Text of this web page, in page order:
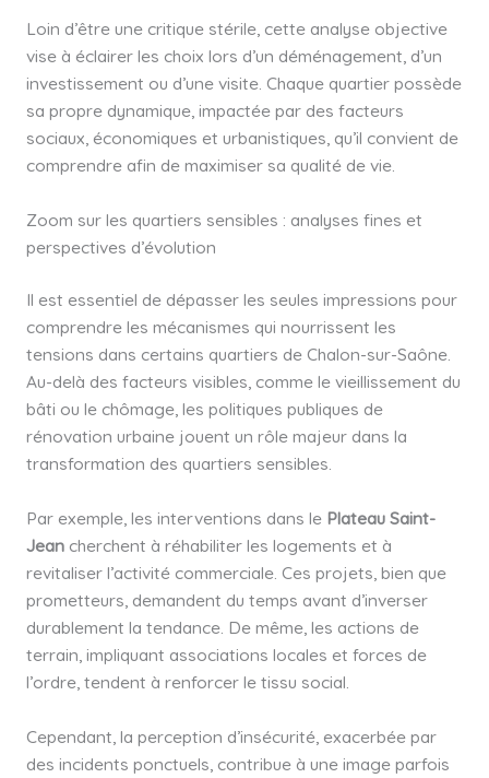
Loin d’être une critique stérile, cette analyse objective
vise à éclairer les choix lors d’un déménagement, d’un
investissement ou d’une visite. Chaque quartier possède
sa propre dynamique, impactée par des facteurs
sociaux, économiques et urbanistiques, qu’il convient de
comprendre afin de maximiser sa qualité de vie.
Zoom sur les quartiers sensibles : analyses fines et
perspectives d’évolution
Il est essentiel de dépasser les seules impressions pour
comprendre les mécanismes qui nourrissent les
tensions dans certains quartiers de Chalon-sur-Saône.
Au-delà des facteurs visibles, comme le vieillissement du
bâti ou le chômage, les politiques publiques de
rénovation urbaine jouent un rôle majeur dans la
transformation des quartiers sensibles.
Par exemple, les interventions dans le Plateau Saint-
Jeancherchent à réhabiliter les logements et à
revitaliser l’activité commerciale. Ces projets, bien que
prometteurs, demandent du temps avant d’inverser
durablement la tendance. De même, les actions de
terrain, impliquant associations locales et forces de
l’ordre, tendent à renforcer le tissu social.
Cependant, la perception d’insécurité, exacerbée par
des incidents ponctuels, contribue à une image parfois